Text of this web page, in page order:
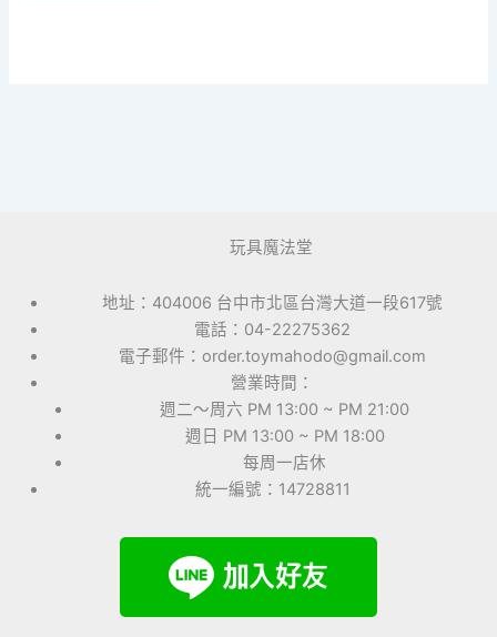
玩具魔法堂
地址：404006 台中市北區台灣大道一段617號
電話：04-22275362
電子郵件：order.toymahodo@gmail.com
營業時間：
週二～周六 PM 13:00 ~ PM 21:00
週日 PM 13:00 ~ PM 18:00
每周一店休
統一編號：14728811